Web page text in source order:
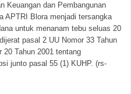
Keuangan dan Pembangunan
APTRI Blora menjadi tersangka
untuk menanam tebu seluas 20
pasal 2 UU Nomor 33 Tahun
20 Tahun 2001 tentang
junto pasal 55 (1) KUHP. (rs-